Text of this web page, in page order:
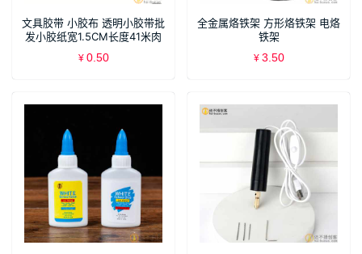
文具胶带 小胶布 透明小胶带批
发小胶纸宽1.5CM长度41米肉
厚无色
¥ 0.50
全金属烙铁架 方形烙铁架 电烙
铁架
¥ 3.50